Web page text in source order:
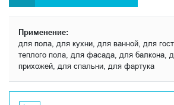
Применение:
для пола, для кухни, для ванной, для
теплого пола, для фасада, для балкона,
прихожей, для спальни, для фартука